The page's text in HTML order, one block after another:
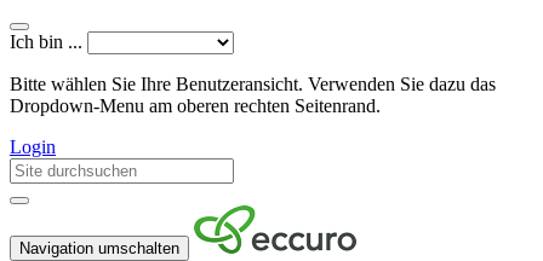
Ich bin ...
Bitte wählen Sie Ihre Benutzeransicht. Verwenden Sie dazu das
Dropdown-Menu am oberen rechten Seitenrand.
Login
Navigation umschalten